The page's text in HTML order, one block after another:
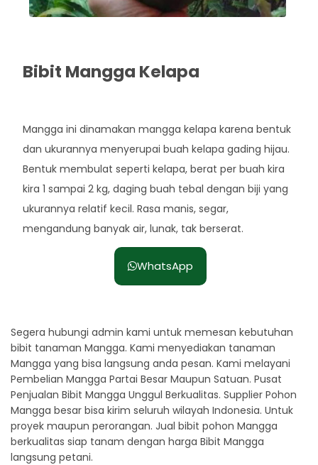
Bibit Mangga Kelapa
Mangga ini dinamakan mangga kelapa karena bentuk
dan ukurannya menyerupai buah kelapa gading hijau.
Bentuk membulat seperti kelapa, berat per buah kira
kira 1 sampai 2 kg, daging buah tebal dengan biji yang
ukurannya relatif kecil. Rasa manis, segar,
mengandung banyak air, lunak, tak berserat.
WhatsApp
Segera hubungi admin kami untuk memesan kebutuhan
bibit tanaman Mangga. Kami menyediakan tanaman
Mangga yang bisa langsung anda pesan. Kami melayani
Pembelian Mangga Partai Besar Maupun Satuan. Pusat
Penjualan Bibit Mangga Unggul Berkualitas. Supplier Pohon
Mangga besar bisa kirim seluruh wilayah Indonesia. Untuk
proyek maupun perorangan. Jual bibit pohon Mangga
berkualitas siap tanam dengan harga Bibit Mangga
langsung petani.